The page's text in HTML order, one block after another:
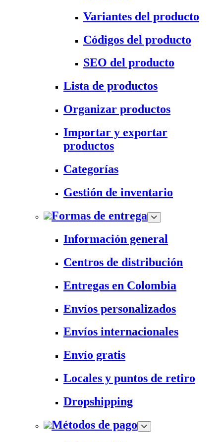
Variantes del producto
Códigos del producto
SEO del producto
Lista de productos
Organizar productos
Importar y exportar
productos
Categorías
Gestión de inventario
Formas de entrega
Información general
Centros de distribución
Entregas en Colombia
Envíos personalizados
Envíos internacionales
Envío gratis
Locales y puntos de retiro
Dropshipping
Métodos de pago